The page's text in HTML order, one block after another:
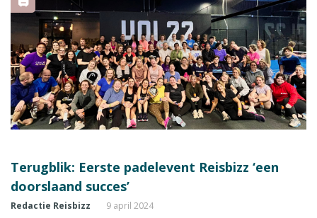
Terugblik: Eerste padelevent Reisbizz ‘een
doorslaand succes’
Redactie Reisbizz 9 april 2024